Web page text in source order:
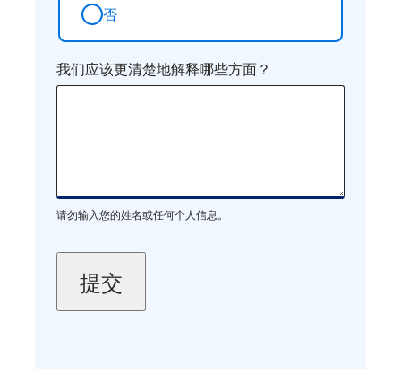
否
我们应该更清楚地解释哪些方面？
请勿输入您的姓名或任何个人信息。